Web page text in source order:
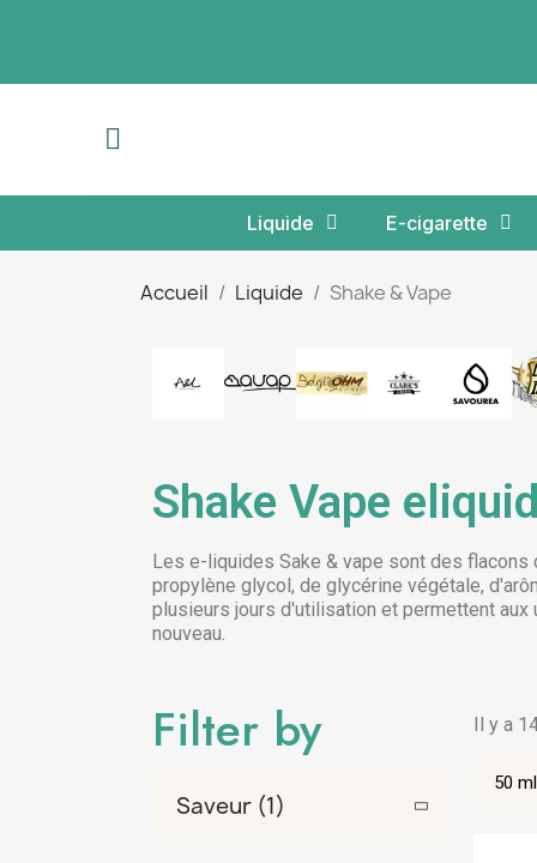
Liquide E-cigarette
Accueil Liquide Shake & Vape
Shake Vape
Les e-liquides Sake & vape sont des
propylène glycol, de glycérine végétale,
plusieurs jours d'utilisation et permettent
nouveau.
Filter by
Saveur
Il y a
50 ml